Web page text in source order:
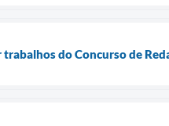
do Concurso de